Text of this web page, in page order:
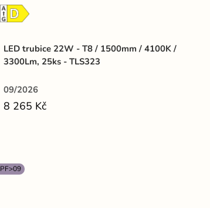
LED trubice 22W - T8 / 1500mm / 4100K /
3300Lm, 25ks - TLS323
09/2026
8 265 Kč
PF>09